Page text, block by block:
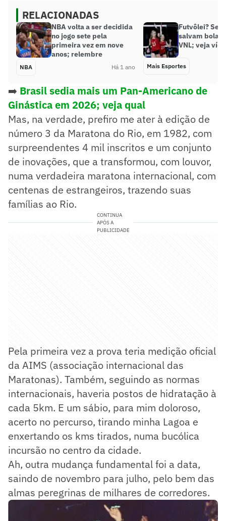
RELACIONADAS
NBA volta a ser decidida
no jogo sete pela
primeira vez em nove
anos; relembre
NBA Há 1 ano
Futvôlei?
salvam bola
VNL; veja
Mais Esportes
➡️ Brasil sedia mais um Pan-Americano de
Ginástica em 2026; veja qual
Mas, na verdade, prefiro me ater à edição de
número 3 da Maratona do Rio, em 1982, com
surpreendentes 4 mil inscritos e um conjunto
de inovações, que a transformou, com louvor,
numa verdadeira maratona internacional, com
centenas de estrangeiros, trazendo suas
famílias ao Rio.
CONTINUA
APÓS A
PUBLICIDADE
Pela primeira vez a prova teria medição oficial
da AIMS (associação internacional das
Maratonas). Também, seguindo as normas
internacionais, haveria postos de hidratação à
cada 5km. E um sábio, para mim doloroso,
acerto no percurso, tirando minha Lagoa e
enxertando os kms tirados, numa bucólica
incursão no centro da cidade.
Ah, outra mudança fundamental foi a data,
saindo de novembro para julho, pelo bem das
almas peregrinas de milhares de corredores.